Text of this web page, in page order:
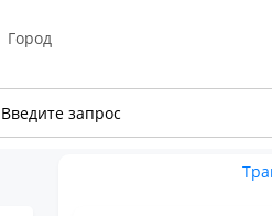
Город